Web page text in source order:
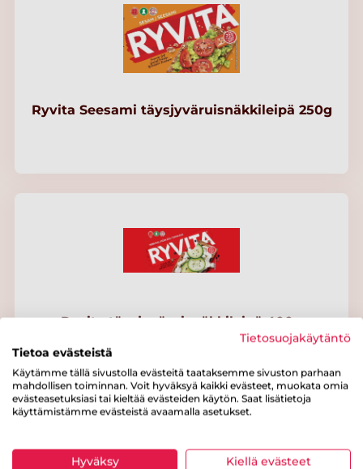
Ryvita Seesami täysjyväruisnäkkileipä 250g
Ryvita täysjyväruisnäkkileipä 400g
Tietosuojakäytäntö
Tietoa evästeistä
Käytämme tällä sivustolla evästeitä taataksemme sivuston parhaan
mahdollisen toiminnan. Voit hyväksyä kaikki evästeet, muokata omia
evästeasetuksiasi tai kieltää evästeiden käytön. Saat lisätietoja
käyttämistämme evästeistä avaamalla asetukset.
Hyväksy Kiellä evästeet